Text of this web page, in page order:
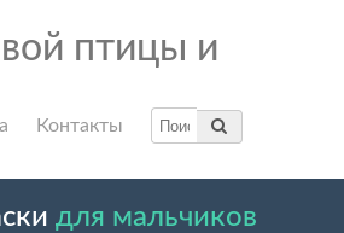
птицы и
Контакты
для мальчиков